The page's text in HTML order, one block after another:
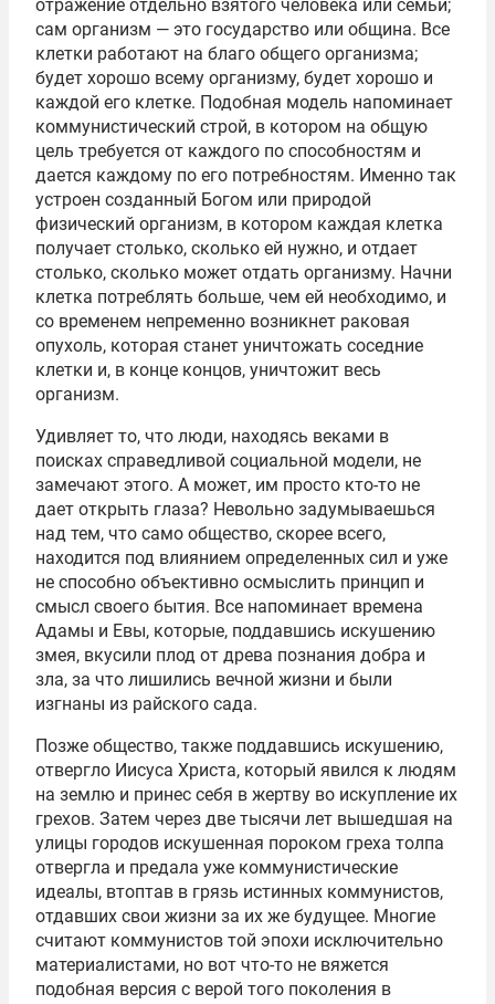
отражение отдельно взятого человека или семьи;
сам организм — это государство или община. Все
клетки работают на благо общего организма;
будет хорошо всему организму, будет хорошо и
каждой его клетке. Подобная модель напоминает
коммунистический строй, в котором на общую
цель требуется от каждого по способностям и
дается каждому по его потребностям. Именно так
устроен созданный Богом или природой
физический организм, в котором каждая клетка
получает столько, сколько ей нужно, и отдает
столько, сколько может отдать организму. Начни
клетка потреблять больше, чем ей необходимо, и
со временем непременно возникнет раковая
опухоль, которая станет уничтожать соседние
клетки и, в конце концов, уничтожит весь
организм.
Удивляет то, что люди, находясь веками в
поисках справедливой социальной модели, не
замечают этого. А может, им просто кто-то не
дает открыть глаза? Невольно задумываешься
над тем, что само общество, скорее всего,
находится под влиянием определенных сил и уже
не способно объективно осмыслить принцип и
смысл своего бытия. Все напоминает времена
Адамы и Евы, которые, поддавшись искушению
змея, вкусили плод от древа познания добра и
зла, за что лишились вечной жизни и были
изгнаны из райского сада.
Позже общество, также поддавшись искушению,
отвергло Иисуса Христа, который явился к людям
на землю и принес себя в жертву во искупление их
грехов. Затем через две тысячи лет вышедшая на
улицы городов искушенная пороком греха толпа
отвергла и предала уже коммунистические
идеалы, втоптав в грязь истинных коммунистов,
отдавших свои жизни за их же будущее. Многие
считают коммунистов той эпохи исключительно
материалистами, но вот что-то не вяжется
подобная версия с верой того поколения в